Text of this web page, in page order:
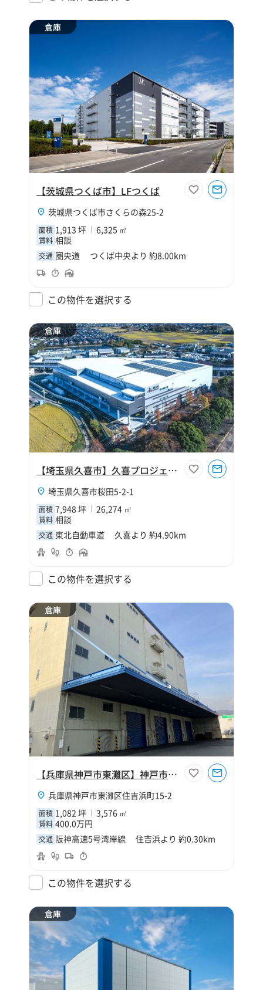
倉庫
【茨城県つくば市】LFつくば
茨城県つくば市さくらの森25-2
面積 1,913 坪 6,325 ㎡
賃料 相談
交通 圏央道 つくば中央より 約8.00km
この物件を選択する
倉庫
【埼玉県久喜市】久喜プロジェクト
埼玉県久喜市桜田5-2-1
面積 7,948 坪 26,274 ㎡
賃料 相談
交通 東北自動車道 久喜より 約4.90km
この物件を選択する
倉庫
【兵庫県神戸市東灘区】神戸市東灘区住吉浜町1082坪倉庫
兵庫県神戸市東灘区住吉浜町15-2
面積 1,082 坪 3,576 ㎡
賃料 400.0万円
交通 阪神高速5号湾岸線 住吉浜より 約0.30km
この物件を選択する
倉庫